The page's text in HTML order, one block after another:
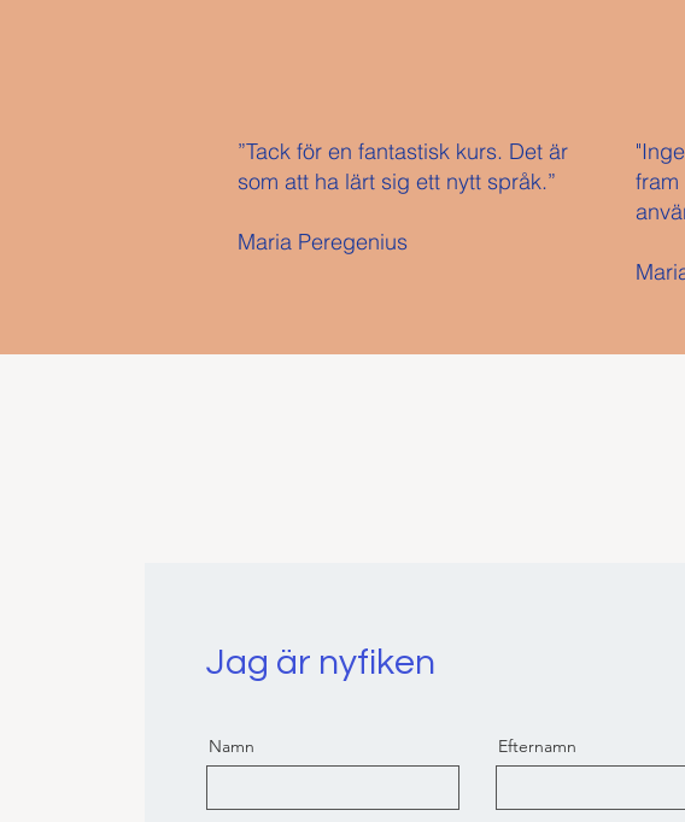
”Tack för en fantastisk kurs. Det är
som att ha lärt sig ett nytt språk.”
Maria Peregenius
fram
Jag är nyfiken
Namn Efternamn